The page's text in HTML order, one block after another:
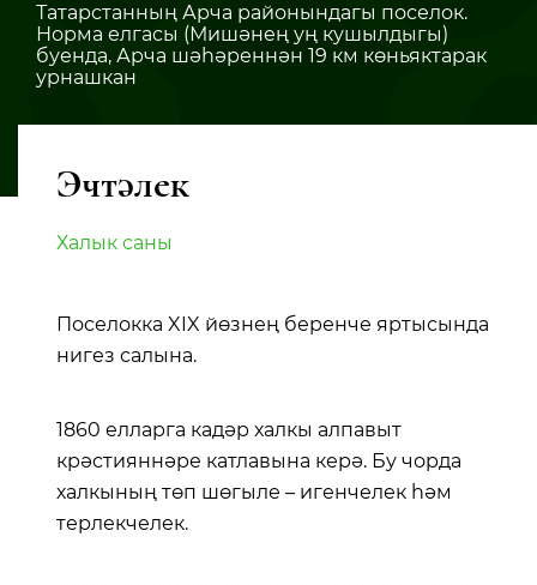
Татарстанның Арча районындагы поселок.
Норма елгасы (Мишәнең уң кушылдыгы)
буенда, Арча шәһәреннән 19 км көньяктарак
урнашкан
Эчтәлек
Халык саны
Поселокка XIX йөзнең беренче яртысында
нигез салына.
1860 елларга кадәр халкы алпавыт
крәстияннәре катлавына керә. Бу чорда
халкының төп шөгыле – игенчелек һәм
терлекчелек.